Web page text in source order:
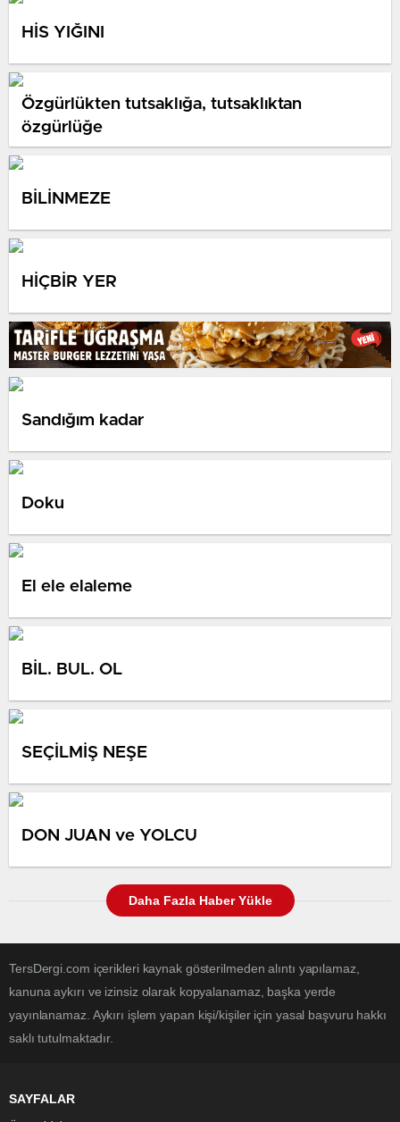
HİS YIĞINI
Özgürlükten tutsaklığa, tutsaklıktan
özgürlüğe
BİLİNMEZE
HİÇBİR YER
Sandığım kadar
Doku
El ele elaleme
BİL. BUL. OL
SEÇİLMİŞ NEŞE
DON JUAN ve YOLCU
Daha Fazla Haber Yükle
TersDergi.com içerikleri kaynak gösterilmeden alıntı yapılamaz,
kanuna aykırı ve izinsiz olarak kopyalanamaz, başka yerde
yayınlanamaz. Aykırı işlem yapan kişi/kişiler için yasal başvuru hakkı
saklı tutulmaktadır.
SAYFALAR